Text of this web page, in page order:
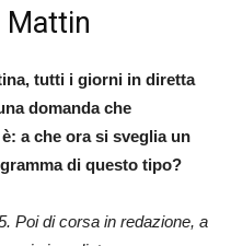
Mattin
tutti i giorni in diretta
domanda che
a che ora si sveglia un
di questo tipo?
Poi di corsa in redazione, a